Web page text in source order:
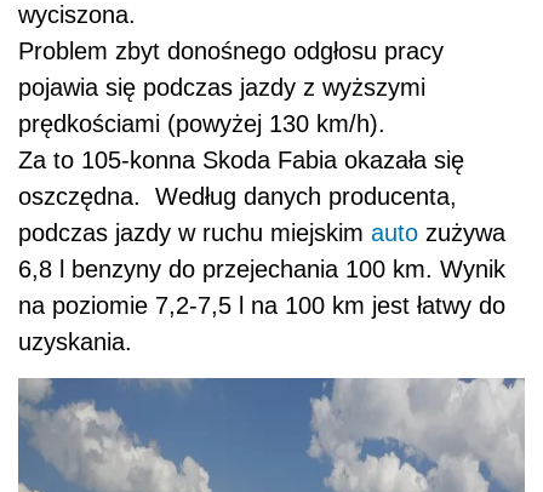
wyciszona.
Problem zbyt donośnego odgłosu pracy
pojawia się podczas jazdy z wyższymi
prędkościami (powyżej 130 km/h).
Za to 105-konna Skoda Fabia okazała się
oszczędna. Według danych producenta,
podczas jazdy w ruchu miejskim auto zużywa
6,8 l benzyny do przejechania 100 km. Wynik
na poziomie 7,2-7,5 l na 100 km jest łatwy do
uzyskania.